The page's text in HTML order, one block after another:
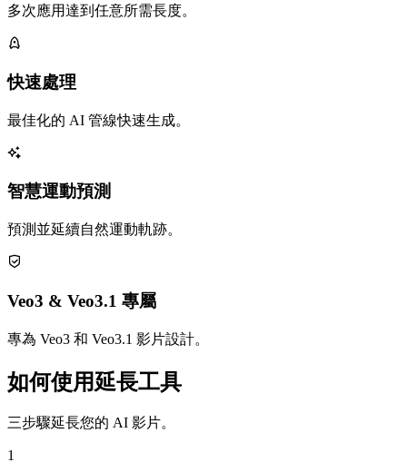
多次應用達到任意所需長度。
快速處理
最佳化的 AI 管線快速生成。
智慧運動預測
預測並延續自然運動軌跡。
Veo3 & Veo3.1 專屬
專為 Veo3 和 Veo3.1 影片設計。
如何使用延長工具
三步驟延長您的 AI 影片。
1